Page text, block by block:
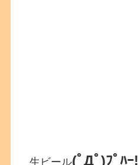
生ビール(ﾟДﾟ)ﾌﾟﾊｰ!